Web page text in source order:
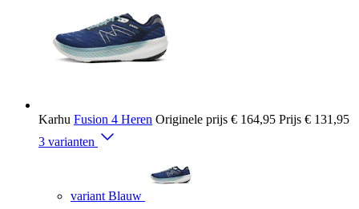
Karhu Fusion 4 Heren Originele prijs € 164,95 Prijs € 131,95
3 varianten
variant Blauw